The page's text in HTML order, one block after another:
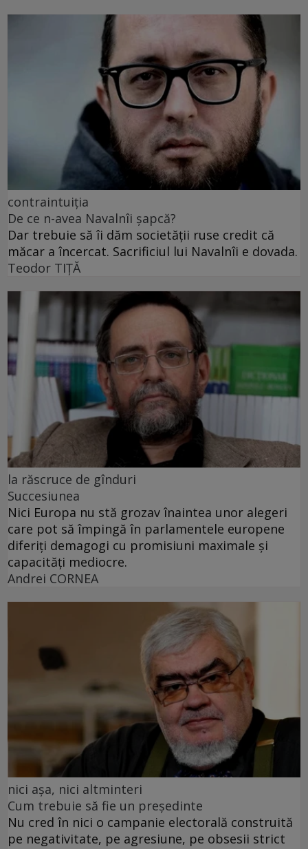
contraintuiția
De ce n-avea Navalnîi șapcă?
Dar trebuie să îi dăm societății ruse credit că
măcar a încercat. Sacrificiul lui Navalnîi e dovada.
Teodor TIŢĂ
la răscruce de gînduri
Succesiunea
Nici Europa nu stă grozav înaintea unor alegeri
care pot să împingă în parlamentele europene
diferiți demagogi cu promisiuni maximale și
capacități mediocre.
Andrei CORNEA
nici așa, nici altminteri
Cum trebuie să fie un președinte
Nu cred în nici o campanie electorală construită
pe negativitate, pe agresiune, pe obsesii strict